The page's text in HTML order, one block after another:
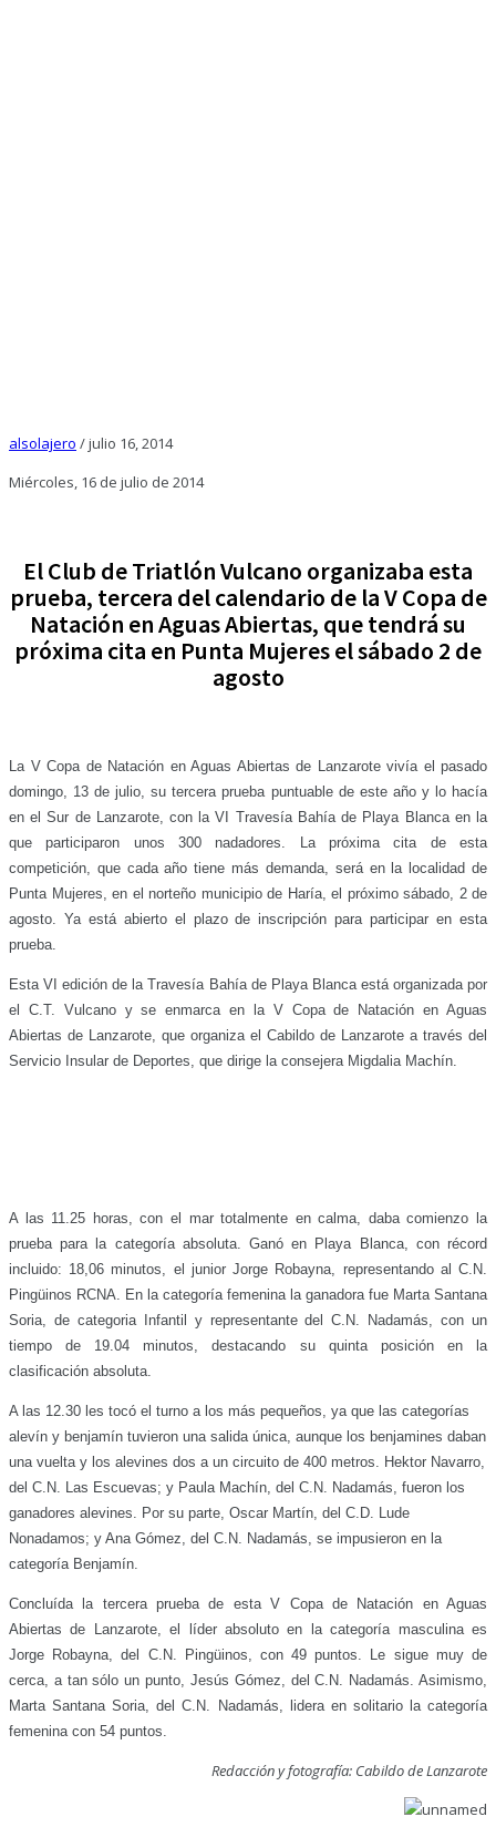
alsolajero /julio 16, 2014
Miércoles, 16 de julio de 2014
El Club de Triatlón Vulcano organizaba esta
prueba, tercera del calendario de la V Copa de
Natación en Aguas Abiertas, que tendrá su
próxima cita en Punta Mujeres el sábado 2 de
agosto
La V Copa de Natación en Aguas Abiertas de Lanzarote vivía el pasado
domingo, 13 de julio, su tercera prueba puntuable de este año y lo hacía
en el Sur de Lanzarote, con la VI Travesía Bahía de Playa Blanca en la
que participaron unos 300 nadadores. La próxima cita de esta
competición, que cada año tiene más demanda, será en la localidad de
Punta Mujeres, en el norteño municipio de Haría, el próximo sábado, 2 de
agosto. Ya está abierto el plazo de inscripción para participar en esta
prueba.
Esta VI edición de la Travesía Bahía de Playa Blanca está organizada por
el C.T. Vulcano y se enmarca en la V Copa de Natación en Aguas
Abiertas de Lanzarote, que organiza el Cabildo de Lanzarote a través del
Servicio Insular de Deportes, que dirige la consejera Migdalia Machín.
A las 11.25 horas, con el mar totalmente en calma, daba comienzo la
prueba para la categoría absoluta. Ganó en Playa Blanca, con récord
incluido: 18,06 minutos, el junior Jorge Robayna, representando al C.N.
Pingüinos RCNA. En la categoría femenina la ganadora fue Marta Santana
Soria, de categoria Infantil y representante del C.N. Nadamás, con un
tiempo de 19.04 minutos, destacando su quinta posición en la
clasificación absoluta.
A las 12.30 les tocó el turno a los más pequeños, ya que las categorías
alevín y benjamín tuvieron una salida única, aunque los benjamines daban
una vuelta y los alevines dos a un circuito de 400 metros. Hektor Navarro,
del C.N. Las Escuevas; y Paula Machín, del C.N. Nadamás, fueron los
ganadores alevines. Por su parte, Oscar Martín, del C.D. Lude
Nonadamos; y Ana Gómez, del C.N. Nadamás, se impusieron en la
categoría Benjamín.
Concluída la tercera prueba de esta V Copa de Natación en Aguas
Abiertas de Lanzarote, el líder absoluto en la categoría masculina es
Jorge Robayna, del C.N. Pingüinos, con 49 puntos. Le sigue muy de
cerca, a tan sólo un punto, Jesús Gómez, del C.N. Nadamás. Asimismo,
Marta Santana Soria, del C.N. Nadamás, lidera en solitario la categoría
femenina con 54 puntos.
Redacción y fotografía: Cabildo de Lanzarote